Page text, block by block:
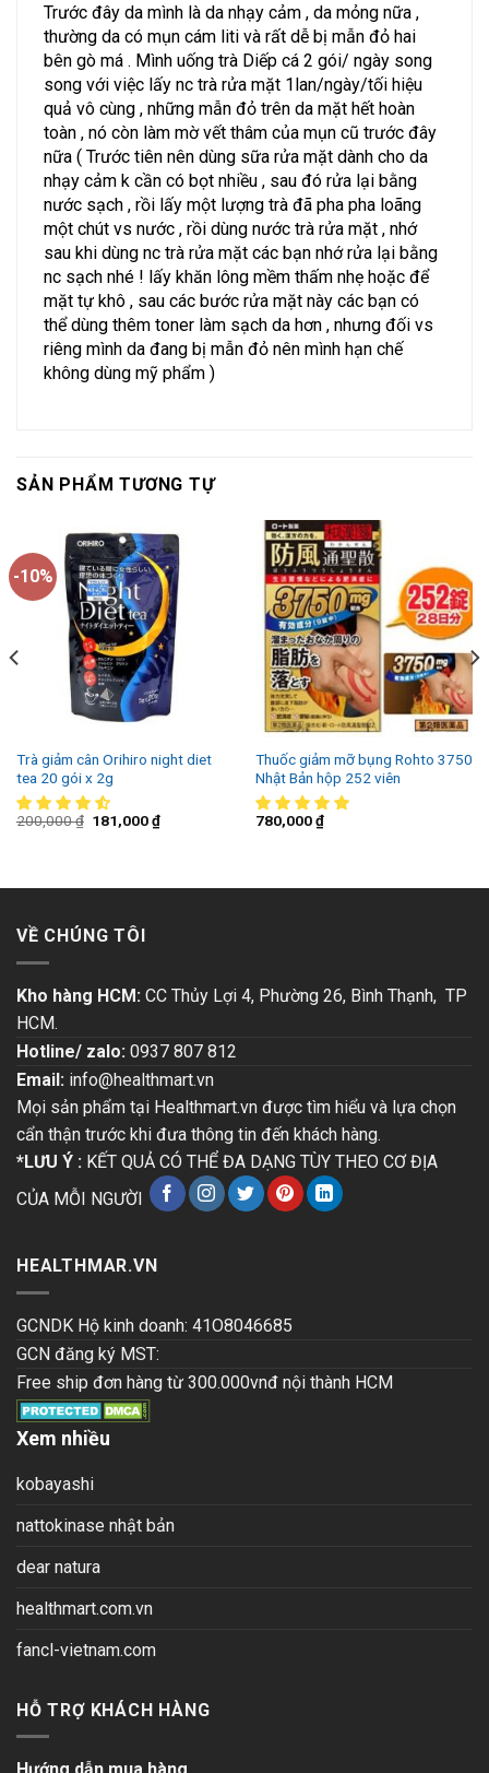
Trước đây da mình là da nhạy cảm , da mỏng nữa ,
thường da có mụn cám liti và rất dễ bị mẫn đỏ hai
bên gò má . Mình uống trà Diếp cá 2 gói/ ngày song
song với việc lấy nc trà rửa mặt 1lan/ngày/tối hiệu
quả vô cùng , những mẫn đỏ trên da mặt hết hoàn
toàn , nó còn làm mờ vết thâm của mụn cũ trước đây
nữa ( Trước tiên nên dùng sữa rửa mặt dành cho da
nhạy cảm k cần có bọt nhiều , sau đó rửa lại bằng
nước sạch , rồi lấy một lượng trà đã pha pha loãng
một chút vs nước , rồi dùng nước trà rửa mặt , nhớ
sau khi dùng nc trà rửa mặt các bạn nhớ rửa lại bằng
nc sạch nhé ! lấy khăn lông mềm thấm nhẹ hoặc để
mặt tự khô , sau các bước rửa mặt này các bạn có
thể dùng thêm toner làm sạch da hơn , nhưng đối vs
riêng mình da đang bị mẫn đỏ nên mình hạn chế
không dùng mỹ phẩm )
SẢN PHẨM TƯƠNG TỰ
-10%
Trà giảm cân Orihiro night diet
tea 20 gói x 2g
200,000₫ 181,000₫
Thuốc giảm mỡ bụng Rohto 3750
Nhật Bản hộp 252 viên
780,000₫
VỀ CHÚNG TÔI
Kho hàng HCM: CC Thủy Lợi 4, Phường 26, Bình Thạnh, TP
HCM.
Hotline/ zalo: 0937 807 812
Email: info@healthmart.vn
Mọi sản phẩm tại Healthmart.vn được tìm hiểu và lựa chọn
cẩn thận trước khi đưa thông tin đến khách hàng.
*LƯU Ý : KẾT QUẢ CÓ THỂ ĐA DẠNG TÙY THEO CƠ ĐỊA
CỦA MỖI NGƯỜI
HEALTHMAR.VN
GCNDK Hộ kinh doanh: 41O8046685
GCN đăng ký MST:
Free ship đơn hàng từ 300.000vnđ nội thành HCM
Xem nhiều
kobayashi
nattokinase nhật bản
dear natura
healthmart.com.vn
fancl-vietnam.com
HỖ TRỢ KHÁCH HÀNG